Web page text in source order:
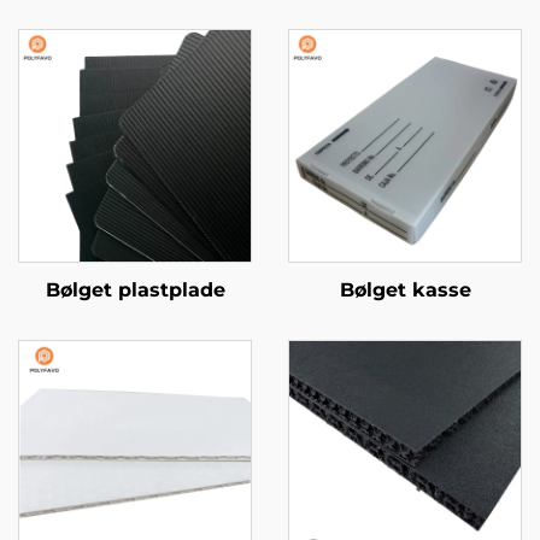
Bølget plastplade Bølget kasse